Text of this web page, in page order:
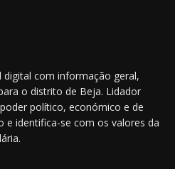
com informação geral,
o distrito de Beja. Lidador
político, económico e de
e identifica-se com os valores da